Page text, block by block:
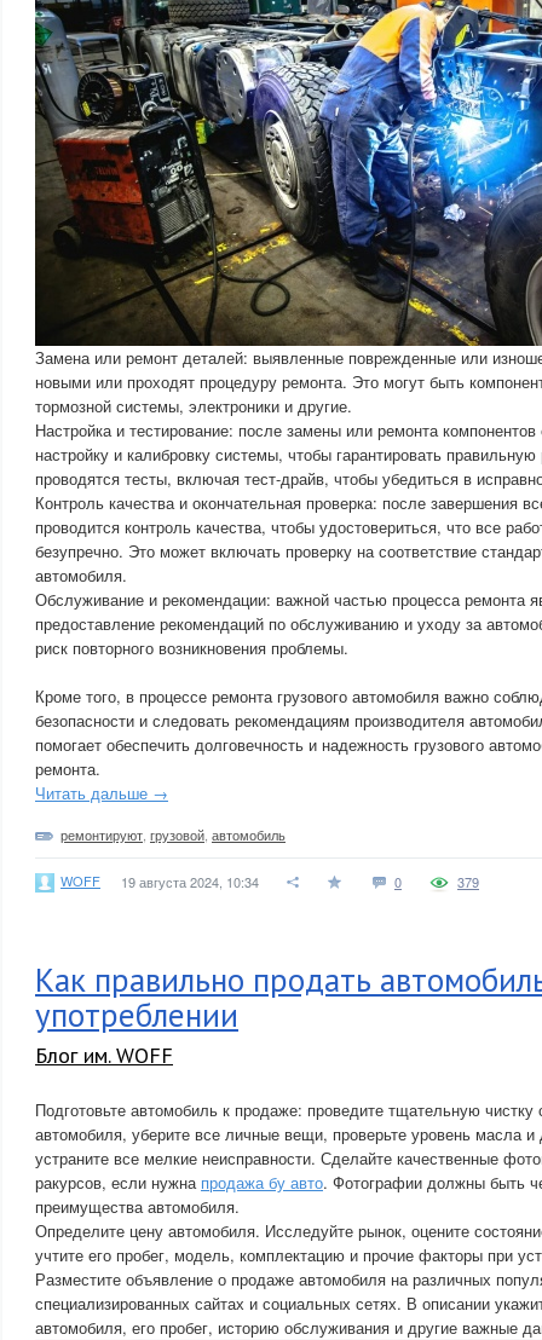
Замена или ремонт деталей: выявленные поврежденные или
новыми или проходят процедуру ремонта. Это могут быть
тормозной системы, электроники и другие.
Настройка и тестирование: после замены или ремонта
настройку и калибровку системы, чтобы гарантировать
проводятся тесты, включая тест-драйв, чтобы убедиться в
Контроль качества и окончательная проверка: после завершения
проводится контроль качества, чтобы удостовериться, что все
безупречно. Это может включать проверку на соответствие
автомобиля.
Обслуживание и рекомендации: важной частью процесса ремонта
предоставление рекомендаций по обслуживанию и уходу за
риск повторного возникновения проблемы.
Кроме того, в процессе ремонта грузового автомобиля важно
безопасности и следовать рекомендациям производителя
помогает обеспечить долговечность и надежность грузового
ремонта.
Читать дальше →
ремонтируют грузовой автомобиль
WOFF 19 августа 2024, 10:34 0 379
Как правильно продать
употреблении
Блог им. WOFF
Подготовьте автомобиль к продаже: проведите тщательную
автомобиля, уберите все личные вещи, проверьте уровень масла и
устраните все мелкие неисправности. Сделайте качественные
ракурсов, если нужна продажа бу авто. Фотографии должны быть
преимущества автомобиля.
Определите цену автомобиля. Исследуйте рынок, оцените
учтите его пробег, модель, комплектацию и прочие факторы при
Разместите объявление о продаже автомобиля на различных
специализированных сайтах и социальных сетях. В описании
автомобиля, его пробег, историю обслуживания и другие важные